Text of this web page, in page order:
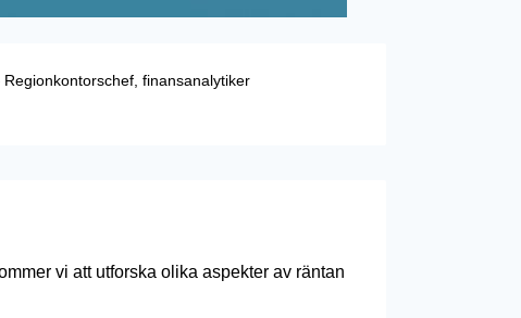
finansanalytiker
vi att utforska olika aspekter av räntan